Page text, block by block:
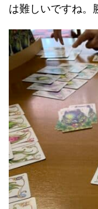
は難しいですね。